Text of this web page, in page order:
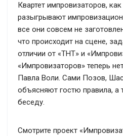
Квартет импровизаторов,
разыгрывают
все они совсем не
что происходит на сцене,
отличии от «ТНТ» и
«Импровизаторов» теперь
Павла Воли. Сами Позов,
объясняют гостю правила, а
беседу.
Смотрите проект